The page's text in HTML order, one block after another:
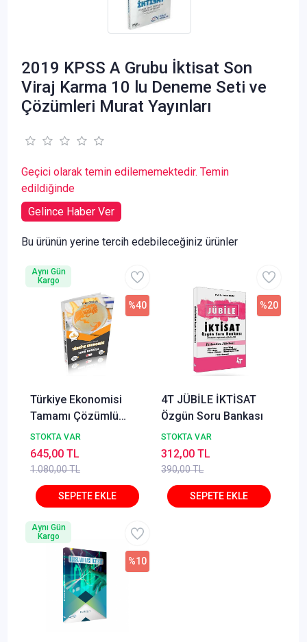
2019 KPSS A Grubu İktisat Son
Viraj Karma 10 lu Deneme Seti ve
Çözümleri Murat Yayınları
Geçici olarak temin edilememektedir. Temin
edildiğinde
Gelince Haber Ver
Bu ürünün yerine tercih edebileceğiniz ürünler
Türkiye Ekonomisi
Tamamı Çözümlü
Soru Bankası Yasin
Çoban
STOKTA VAR
1.080,00 TL
%40
645,00 TL
Aynı Gün
Kargo
4T JÜBİLE İKTİSAT
Özgün Soru Bankası
STOKTA VAR
390,00 TL
%20
312,00 TL
%10
Aynı Gün
Kargo